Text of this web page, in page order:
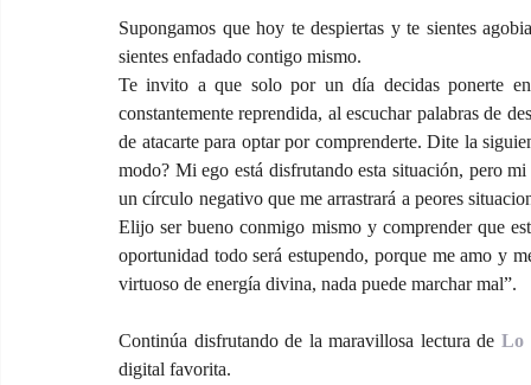
Supongamos que hoy te despiertas y te sientes
sientes enfadado contigo mismo.
Te invito a que solo por un día decidas ponerte
constantemente reprendida, al escuchar palabras de
de atacarte para optar por comprenderte. Dite la
modo? Mi ego está disfrutando esta situación, pero
un círculo negativo que me arrastrará a peores
Elijo ser bueno conmigo mismo y comprender que
oportunidad todo será estupendo, porque me amo y
virtuoso de energía divina, nada puede marchar mal”.
Continúa disfrutando de la maravillosa lectura de Lo
digital favorita.